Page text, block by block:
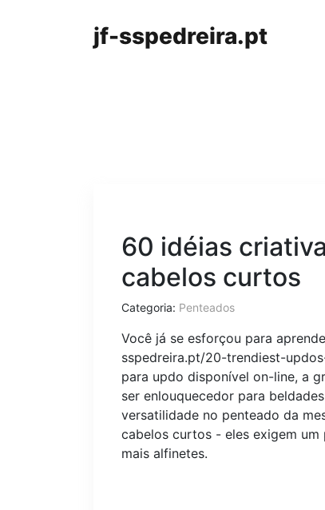
jf-sspedreira.pt
60 idéias
cabelos curtos
Categoria: Penteados
Você já se esforçou para
sspedreira.pt/20-trendiest-
para updo disponível on-line, a
ser enlouquecedor para
versatilidade no penteado da
cabelos curtos - eles exigem
mais alfinetes.